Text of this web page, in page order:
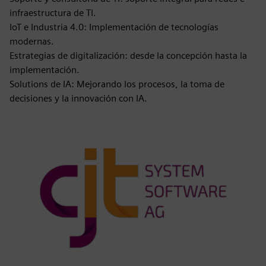
infraestructura de TI.
IoT e Industria 4.0: Implementación de tecnologías
modernas.
Estrategias de digitalización: desde la concepción hasta la
implementación.
Solutions de IA: Mejorando los procesos, la toma de
decisiones y la innovación con IA.